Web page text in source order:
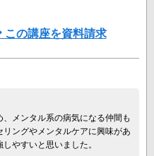
ンセリングを実践できる！
リジナルで作成！
この講座を資料請求
メンタル系の病気になる仲間も
ングやメンタルケアに興味があ
やすいと思いました。